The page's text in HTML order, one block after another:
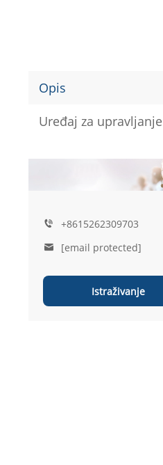
Opis
Uređaj za upravljanje
+8615262309703
[email protected]
Istraživanje